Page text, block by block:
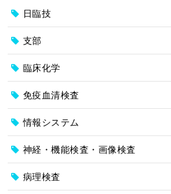
日臨技
支部
臨床化学
免疫血清検査
情報システム
神経・機能検査・画像検査
病理検査